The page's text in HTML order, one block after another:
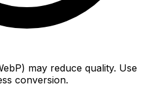
may reduce quality. Use
conversion.